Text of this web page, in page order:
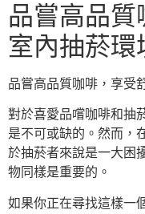
品嘗高品質
室內抽菸環
品嘗高品質咖啡，享受
對於喜愛品嚐咖啡和抽
是不可或缺的。然而，
於抽菸者來說是一大困
物同樣是重要的。
如果你正在尋找這樣一